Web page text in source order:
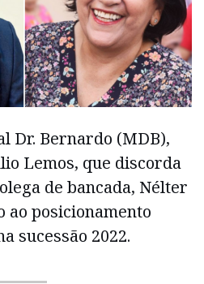
Dr. Bernardo (MDB),
Lemos, que discorda
de bancada, Nélter
ao posicionamento
sucessão 2022.